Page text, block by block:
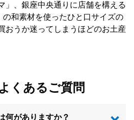
」、銀座中央通りに店舗を構える
の和素材を使ったひと口サイズの
おうか迷ってしまうほどのお土産
くあるご質問
何がありますか？